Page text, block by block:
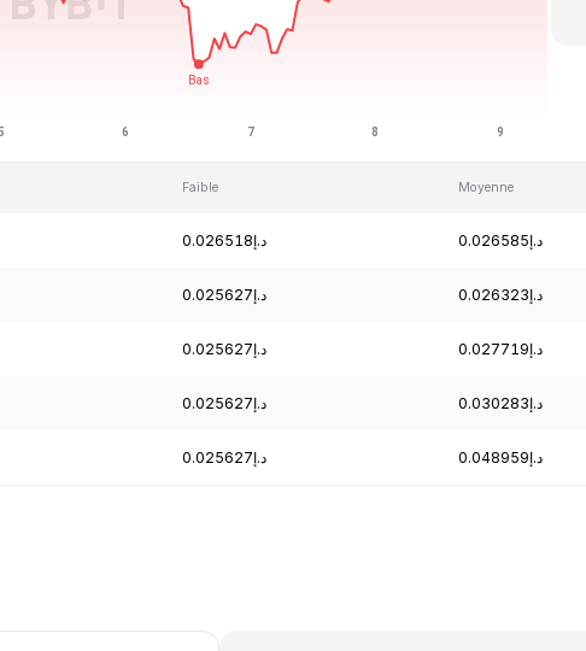
Faible Moyenne
د.إ0.026518 د.إ0.026585
د.إ0.025627 د.إ0.026323
د.إ0.025627 د.إ0.027719
د.إ0.025627 د.إ0.030283
د.إ0.025627 د.إ0.048959